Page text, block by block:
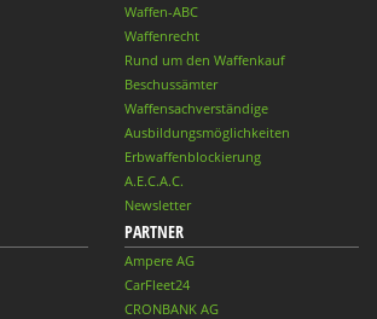
Waffen-ABC
Waffenrecht
Rund um den Waffenkauf
Beschussämter
Waffensachverständige
Ausbildungsmöglichkeiten
Erbwaffenblockierung
A.E.C.A.C.
Newsletter
PARTNER
Ampere AG
CarFleet24
CRONBANK AG